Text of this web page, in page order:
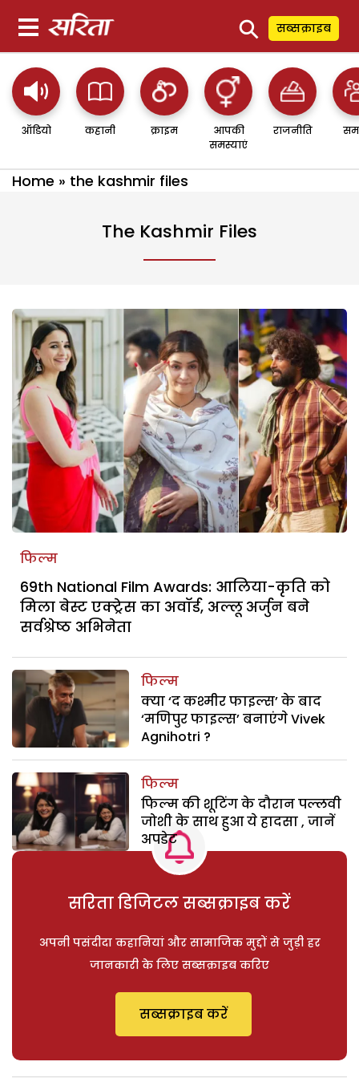
⚲ सब्सक्राइब
ऑडियो कहानी क्राइम
आपकी
समस्याएं
राजनीति
Home » the kashmir files
The Kashmir Files
फिल्म
69th National Film Awards: आलिया-कृति को
मिला बेस्ट एक्ट्रेस का अवॉर्ड, अल्लू अर्जुन बने
सर्वश्रेष्ठ अभिनेता
फिल्म
क्या ‘द कश्मीर फाइल्स’ के बाद
‘मणिपुर फाइल्स’ बनाएंगे Vivek
Agnihotri ?
फिल्म
फिल्म की शूटिंग के दौरान पल्लवी
जोशी के साथ हुआ ये हादसा , जानें
अपडेट
सरिता डिजिटल सब्सक्राइब करें
अपनी पसंदीदा कहानियां और सामाजिक मुद्दों से जुड़ी हर
जानकारी के लिए सब्सक्राइब करिए
सब्सक्राइब करें